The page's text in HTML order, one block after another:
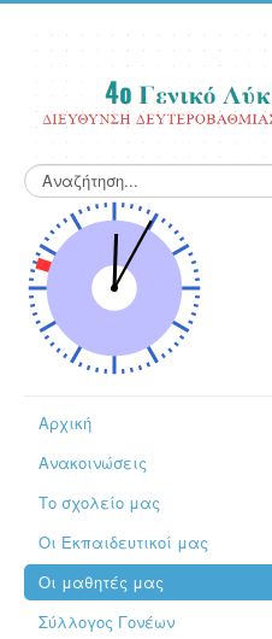
Αναζήτηση...
Αρχική
Ανακοινώσεις
Το σχολείο μας
Οι Εκπαιδευτικοί μας
Οι μαθητές μας
Σύλλογος Γονέων